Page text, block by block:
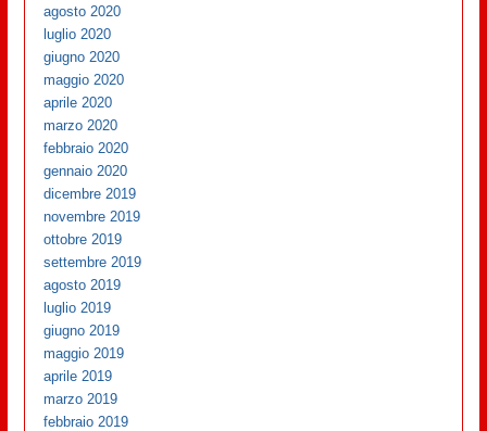
agosto 2020
luglio 2020
giugno 2020
maggio 2020
aprile 2020
marzo 2020
febbraio 2020
gennaio 2020
dicembre 2019
novembre 2019
ottobre 2019
settembre 2019
agosto 2019
luglio 2019
giugno 2019
maggio 2019
aprile 2019
marzo 2019
febbraio 2019